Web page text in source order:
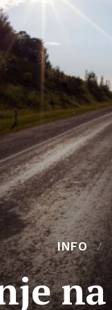
INFO